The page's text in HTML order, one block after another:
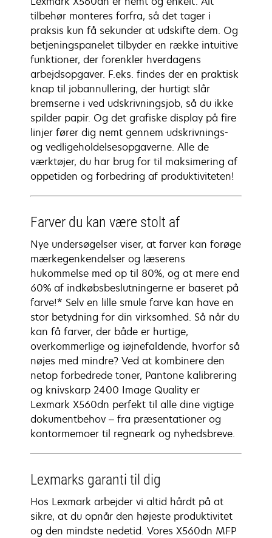
tilbehør monteres forfra, så det tager i
praksis kun få sekunder at udskifte dem. Og
betjeningspanelet tilbyder en række intuitive
funktioner, der forenkler hverdagens
arbejdsopgaver. F.eks. findes der en praktisk
knap til jobannullering, der hurtigt slår
bremserne i ved udskrivningsjob, så du ikke
spilder papir. Og det grafiske display på fire
linjer fører dig nemt gennem udskrivnings-
og vedligeholdelsesopgaverne. Alle de
værktøjer, du har brug for til maksimering af
oppetiden og forbedring af produktiviteten!
Farver du kan være stolt af
Nye undersøgelser viser, at farver kan forøge
mærkegenkendelser og læserens
hukommelse med op til 80%, og at mere end
60% af indkøbsbeslutningerne er baseret på
farve!* Selv en lille smule farve kan have en
stor betydning for din virksomhed. Så når du
kan få farver, der både er hurtige,
overkommerlige og iøjnefaldende, hvorfor så
nøjes med mindre? Ved at kombinere den
netop forbedrede toner, Pantone kalibrering
og knivskarp 2400 Image Quality er
Lexmark X560dn perfekt til alle dine vigtige
dokumentbehov – fra præsentationer og
kontormemoer til regneark og nyhedsbreve.
Lexmarks garanti til dig
Hos Lexmark arbejder vi altid hårdt på at
sikre, at du opnår den højeste produktivitet
og den mindste nedetid. Vores X560dn MFP